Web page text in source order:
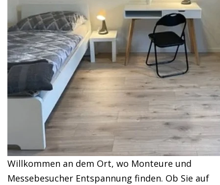
Willkommen an dem Ort, wo Monteure und
Messebesucher Entspannung finden. Ob Sie auf